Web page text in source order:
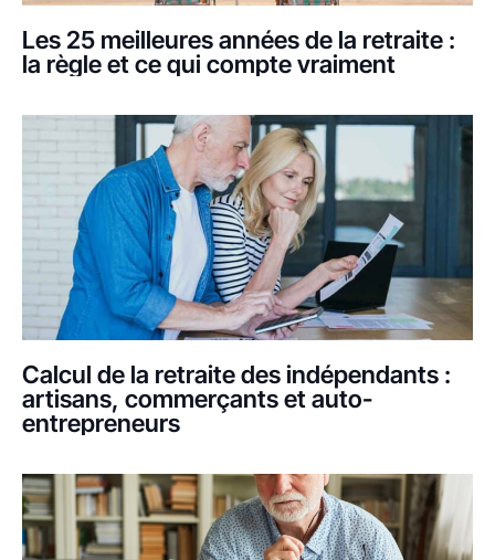
Les 25 meilleures années de la retraite :
la règle et ce qui compte vraiment
Calcul de la retraite des indépendants :
artisans, commerçants et auto-
entrepreneurs